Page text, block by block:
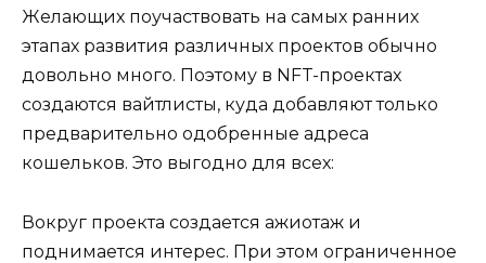
Желающих поучаствовать на самых ранних
этапах развития различных проектов обычно
довольно много. Поэтому в NFT-проектах
создаются вайтлисты, куда добавляют только
предварительно одобренные адреса
кошельков. Это выгодно для всех:
Вокруг проекта создается ажиотаж и
поднимается интерес. При этом ограниченное